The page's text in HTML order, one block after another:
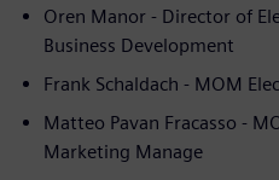
Oren Manor - Director of
Business Development
Frank Schaldach - MOM
Matteo Pavan Fracasso -
Marketing Manage